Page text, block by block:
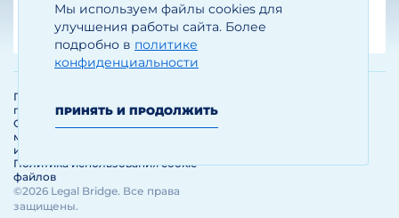
Мы используем файлы cookies для
улучшения работы сайта. Более
подробно в политике
конфиденциальности
ПРИНЯТЬ И ПРОДОЛЖИТЬ
Егизарян И.А.
Генеральный директор
©2026 Legal Bridge. Все права
защищены.
Политика обработки и защиты
персональных данных
Политика использования cookie-
файлов
Соглашение об использовании
материалов и сервисов
интернет-сайта